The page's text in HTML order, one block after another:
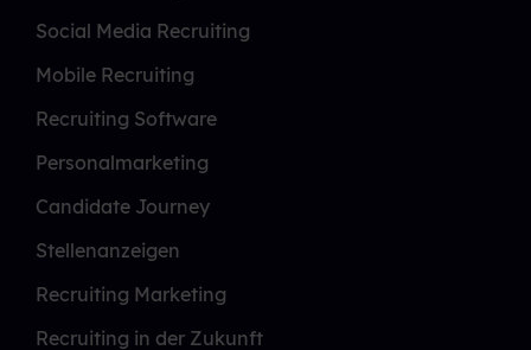
Social Media Recruiting
Mobile Recruiting
Recruiting Software
Personalmarketing
Candidate Journey
Stellenanzeigen
Recruiting Marketing
Recruiting in der Zukunft